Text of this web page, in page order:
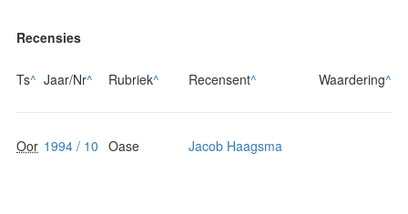
Recensies
Ts^ Jaar/Nr^ Rubriek^ Recensent^ Waardering^
Oor 1994 / 10 Oase Jacob Haagsma